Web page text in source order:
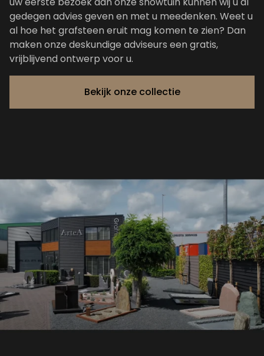
gedegen advies geven en met u meedenken. Weet u
al hoe het grafsteen eruit mag komen te zien? Dan
maken onze deskundige adviseurs een gratis,
vrijblijvend ontwerp voor u.
Bekijk onze collectie